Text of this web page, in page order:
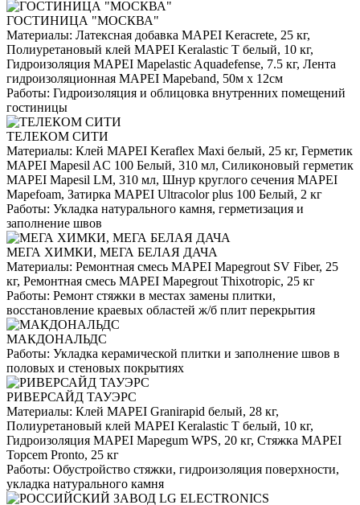
ГОСТИНИЦА "МОСКВА"
Материалы: Латексная добавка MAPEI Keracrete, 25 кг,
Полиуретановый клей MAPEI Keralastic T белый, 10 кг,
Гидроизоляция MAPEI Mapelastic Aquadefense, 7.5 кг, Лента
гидроизоляционная MAPEI Mapeband, 50м x 12см
Работы: Гидроизоляция и облицовка внутренних помещений
гостиницы
ТЕЛЕКОМ СИТИ
Материалы: Клей MAPEI Keraflex Maxi белый, 25 кг, Герметик
MAPEI Mapesil AC 100 Белый, 310 мл, Силиконовый герметик
MAPEI Mapesil LM, 310 мл, Шнур круглого сечения MAPEI
Mapefoam, Затирка MAPEI Ultracolor plus 100 Белый, 2 кг
Работы: Укладка натурального камня, герметизация и
заполнение швов
МЕГА ХИМКИ, МЕГА БЕЛАЯ ДАЧА
Материалы: Ремонтная смесь MAPEI Mapegrout SV Fiber, 25
кг, Ремонтная смесь MAPEI Mapegrout Thixotropic, 25 кг
Работы: Ремонт стяжки в местах замены плитки,
восстановление краевых областей ж/б плит перекрытия
МАКДОНАЛЬДС
Работы: Укладка керамической плитки и заполнение швов в
половых и стеновых покрытиях
РИВЕРСАЙД ТАУЭРС
Материалы: Клей MAPEI Granirapid белый, 28 кг,
Полиуретановый клей MAPEI Keralastic T белый, 10 кг,
Гидроизоляция MAPEI Mapegum WPS, 20 кг, Стяжка MAPEI
Topcem Pronto, 25 кг
Работы: Обустройство стяжки, гидроизоляция поверхности,
укладка натурального камня